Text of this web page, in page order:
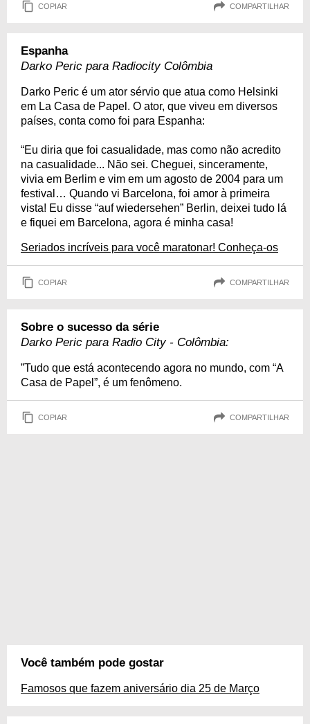
COPIAR COMPARTILHAR
Espanha
Darko Peric para Radiocity Colômbia
Darko Peric é um ator sérvio que atua como Helsinki
em La Casa de Papel. O ator, que viveu em diversos
países, conta como foi para Espanha:
“Eu diria que foi casualidade, mas como não acredito
na casualidade... Não sei. Cheguei, sinceramente,
vivia em Berlim e vim em um agosto de 2004 para um
festival… Quando vi Barcelona, foi amor à primeira
vista! Eu disse “auf wiedersehen” Berlin, deixei tudo lá
e fiquei em Barcelona, agora é minha casa!
Seriados incríveis para você maratonar! Conheça-os
COPIAR COMPARTILHAR
Sobre o sucesso da série
Darko Peric para Radio City - Colômbia:
”Tudo que está acontecendo agora no mundo, com “A
Casa de Papel”, é um fenômeno.
COPIAR COMPARTILHAR
Você também pode gostar
Famosos que fazem aniversário dia 25 de Março